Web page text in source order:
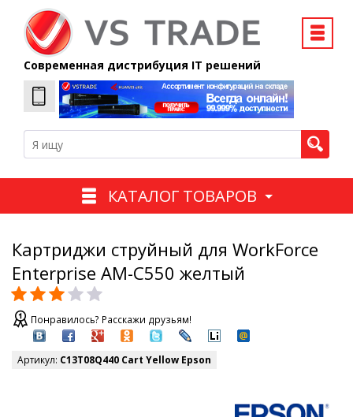
Современная дистрибуция IT решений
КАТАЛОГ ТОВАРОВ
Картриджи струйный для WorkForce
Enterprise AM-C550 желтый
Понравилось? Расскажи друзьям!
Артикул: C13T08Q440 Cart Yellow Epson